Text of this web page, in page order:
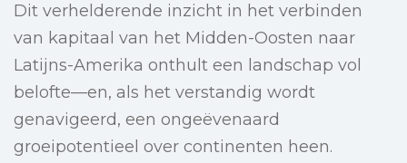
Dit verhelderende inzicht in het verbinden
van kapitaal van het Midden-Oosten naar
Latijns-Amerika onthult een landschap vol
belofte—en, als het verstandig wordt
genavigeerd, een ongeëvenaard
groeipotentieel over continenten heen.